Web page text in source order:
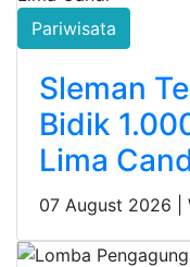
Pariwisata
Sleman
Bidik
Lima
07 August 2026 |